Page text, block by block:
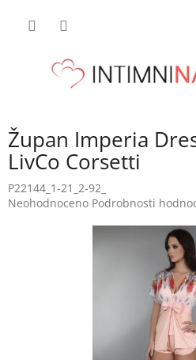
Župan Imperia
LivCo Corsetti
P22144_1-21_2-92_
Průměrné
Neohodnoceno Podrobnosti